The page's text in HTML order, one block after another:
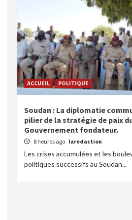
ACCUEIL POLITIQUE
Soudan : La diplomatie
pilier de la stratégie de paix
Gouvernement fondateur.
8 heures ago laredaction
Les crises accumulées et les
politiques successifs au Soudan...